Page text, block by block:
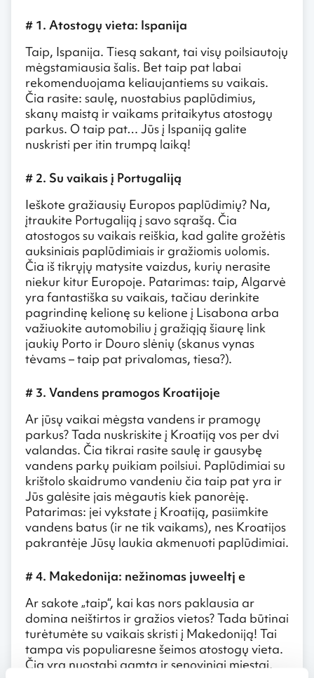
# 1. Atostogų vieta: Ispanija
Taip, Ispanija. Tiesą sakant, tai visų poilsiautojų
mėgstamiausia šalis. Bet taip pat labai
rekomenduojama keliaujantiems su vaikais.
Čia rasite: saulę, nuostabius paplūdimius,
skanų maistą ir vaikams pritaikytus atostogų
parkus. O taip pat… Jūs į Ispaniją galite
nuskristi per itin trumpą laiką!
# 2. Su vaikais į Portugaliją
Ieškote gražiausių Europos paplūdimių? Na,
įtraukite Portugaliją į savo sąrašą. Čia
atostogos su vaikais reiškia, kad galite grožėtis
auksiniais paplūdimiais ir gražiomis uolomis.
Čia iš tikrųjų matysite vaizdus, kurių nerasite
niekur kitur Europoje. Patarimas: taip, Algarvė
yra fantastiška su vaikais, tačiau derinkite
pagrindinę kelionę su kelione į Lisabona arba
važiuokite automobiliu į gražiąją šiaurę link
jaukių Porto ir Douro slėnių (skanus vynas
tėvams – taip pat privalomas, tiesa?).
# 3. Vandens pramogos Kroatijoje
Ar jūsų vaikai mėgsta vandens ir pramogų
parkus? Tada nuskriskite į Kroatiją vos per dvi
valandas. Čia tikrai rasite saulę ir gausybę
vandens parkų puikiam poilsiui. Paplūdimiai su
krištolo skaidrumo vandeniu čia taip pat yra ir
Jūs galėsite jais mėgautis kiek panorėję.
Patarimas: jei vykstate į Kroatiją, pasiimkite
vandens batus (ir ne tik vaikams), nes Kroatijos
pakrantėje Jūsų laukia akmenuoti paplūdimiai.
# 4. Makedonija: nežinomas juweeltj e
Ar sakote „taip“, kai kas nors paklausia ar
domina neištirtos ir gražios vietos? Tada būtinai
turėtumėte su vaikais skristi į Makedoniją! Tai
tampa vis populiaresne šeimos atostogų vieta.
Čia yra nuostabi gamta ir senoviniai miestai,